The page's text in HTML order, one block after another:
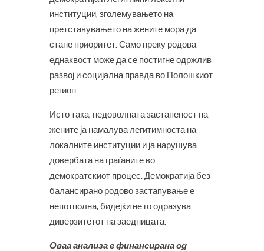
институции, зголемувањето на
претставувањето на жените мора да
стане приоритет. Само преку родова
еднаквост може да се постигне одржлив
развој и социјална правда во Полошкиот
регион.
Исто така, недоволната застапеност на
жените ја намалува легитимноста на
локалните институции и ја нарушува
довербата на граѓаните во
демократскиот процес. Демократија без
балансирано родово застапување е
непотполна, бидејќи не го одразува
диверзитетот на заедницата.
Оваа анализа е финансирана од